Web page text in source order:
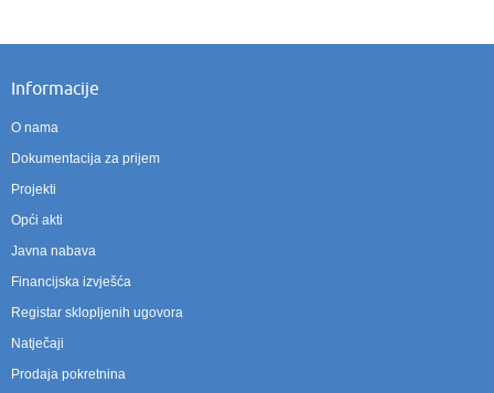
Informacije
O nama
Dokumentacija za prijem
Projekti
Opći akti
Javna nabava
Financijska izvješća
Registar sklopljenih ugovora
Natječaji
Prodaja pokretnina